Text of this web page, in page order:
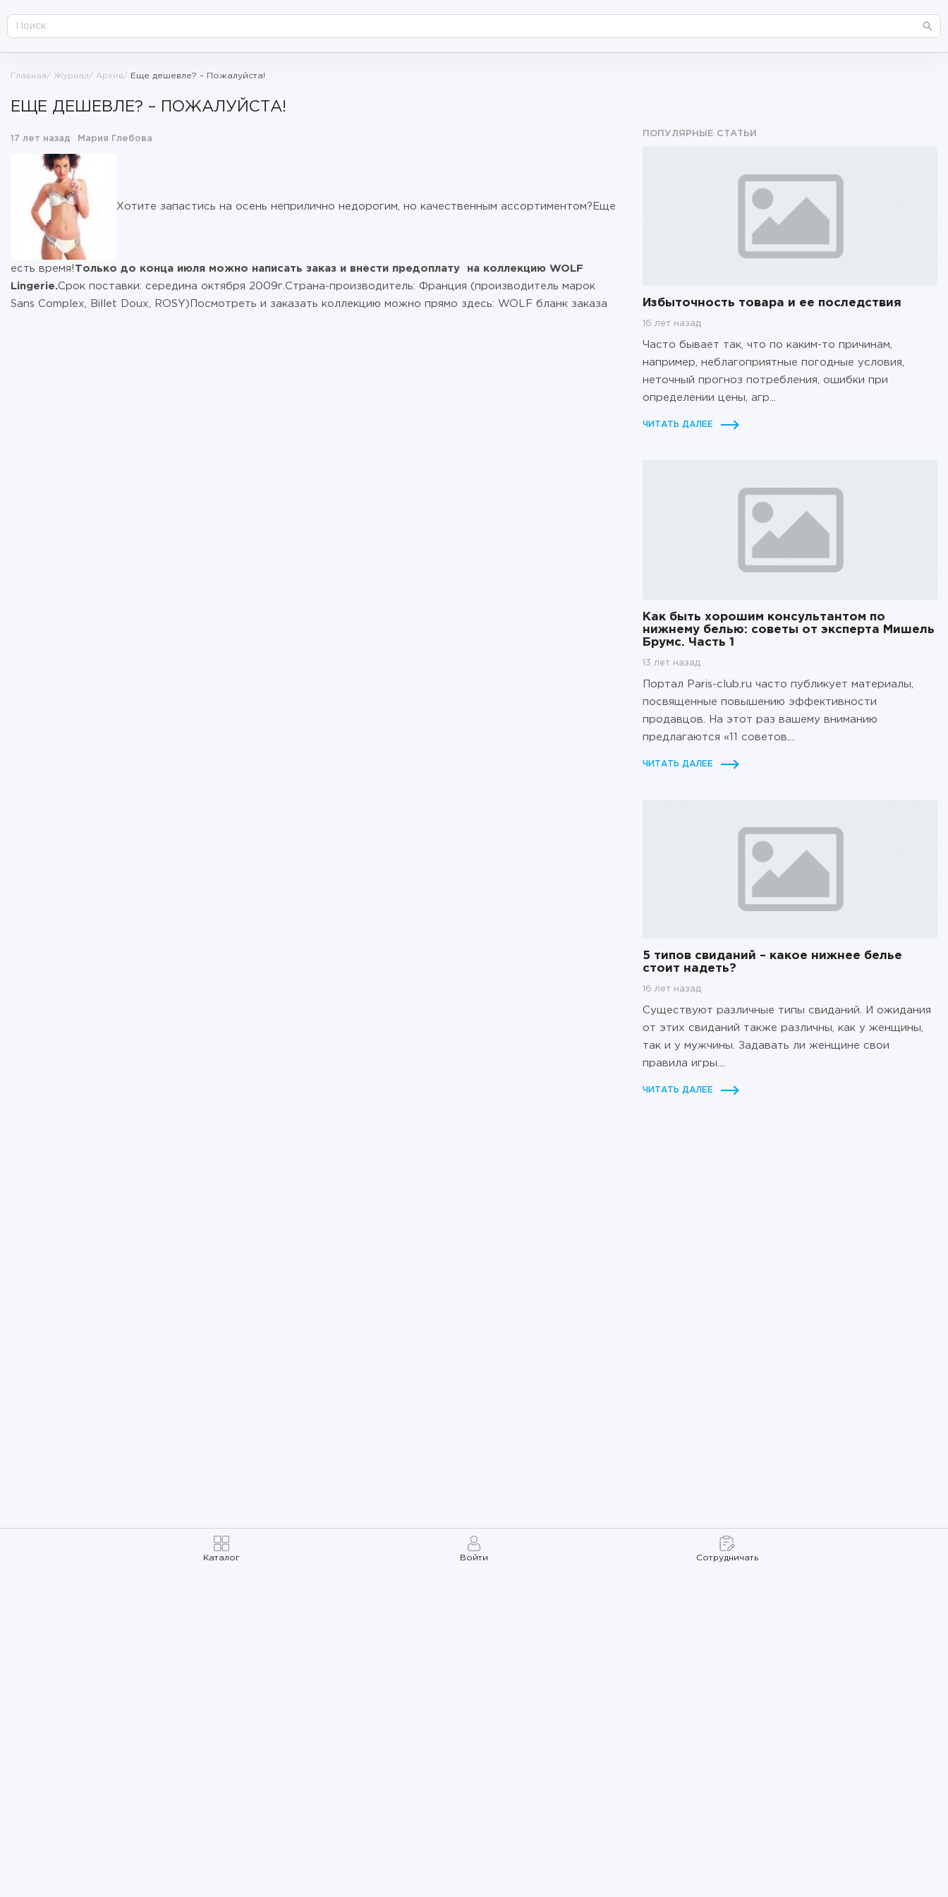
Каталог Войти Сотрудничать
Главная Журнал Архив Еще дешевле? – Пожалуйста!
ЕЩЕ ДЕШЕВЛЕ? – ПОЖАЛУЙСТА!
17 лет назад Мария Глебова
Хотите запастись на осень неприлично недорогим, но качественным ассортиментом?Еще
есть время! Только до конца июля можно написать заказ и внести предоплату на коллекцию WOLF
Lingerie.Срок поставки: середина октября 2009г.Страна-производитель: Франция (производитель марок
Sans Complex, Billet Doux, ROSY)Посмотреть и заказать коллекцию можно прямо здесь: WOLF бланк заказа
ПОПУЛЯРНЫЕ СТАТЬИ
Избыточность товара и ее последствия
16 лет назад
Часто бывает так, что по каким-то причинам,
например, неблагоприятные погодные условия,
неточный прогноз потребления, ошибки при
определении цены, агр...
ЧИТАТЬ ДАЛЕЕ
Как быть хорошим консультантом по
нижнему белью: советы от эксперта Мишель
Брумс. Часть 1
13 лет назад
Портал Paris-club.ru часто публикует материалы,
посвященные повышению эффективности
продавцов. На этот раз вашему вниманию
предлагаются «11 советов....
ЧИТАТЬ ДАЛЕЕ
5 типов свиданий – какое нижнее белье
стоит надеть?
16 лет назад
Существуют различные типы свиданий. И ожидания
от этих свиданий также различны, как у женщины,
так и у мужчины. Задавать ли женщине свои
правила игры....
ЧИТАТЬ ДАЛЕЕ